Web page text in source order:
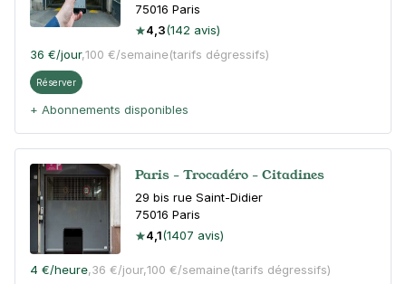
75016 Paris
4,3(142 avis)
36 €/jour,100 €/semaine(tarifs dégressifs)
Réserver
+ Abonnements disponibles
Paris - Trocadéro - Citadines
29 bis rue Saint-Didier
75016 Paris
4,1(1407 avis)
4 €/heure,36 €/jour,100 €/semaine(tarifs dégressifs)